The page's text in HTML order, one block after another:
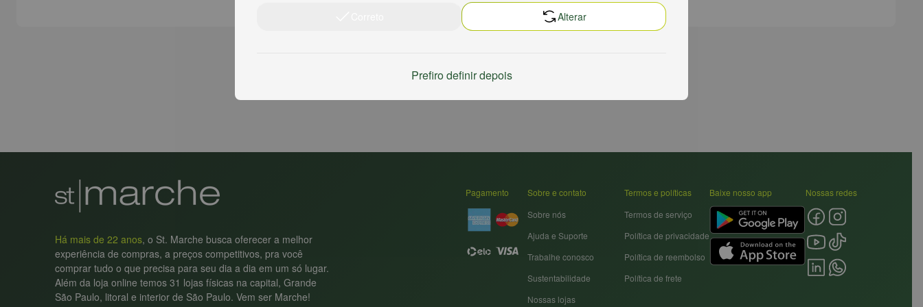
Há mais de 22 anos, o St. Marche busca oferecer a melhor
experiência de compras, a preços competitivos, pra você
comprar tudo o que precisa para seu dia a dia em um só lugar.
Além da loja online temos 31 lojas físicas na capital, Grande
São Paulo, litoral e interior de São Paulo. Vem ser Marche!
Pagamento
Sobre e contato
Sobre nós
Ajuda e Suporte
Trabalhe conosco
Sustentabilidade
Nossas lojas
Termos e políticas
Termos de serviço
Política de privacidade
Política de reembolso
Política de frete
Baixe nosso app Nossas redes
Alterar
Prefiro definir depois